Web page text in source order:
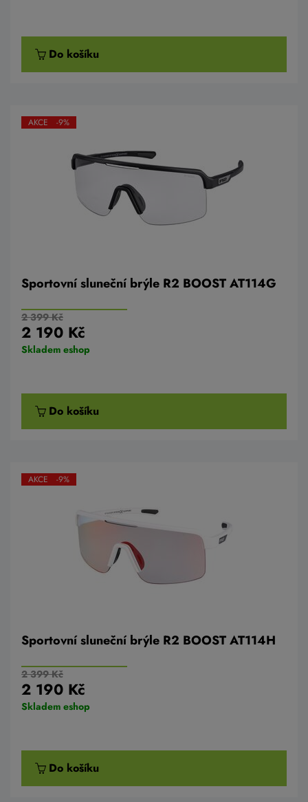
Do košíku
Sportovní sluneční brýle R2 BOOST AT114G
AKCE -9%
2 399 Kč
2 190 Kč
Skladem eshop
Do košíku
Sportovní sluneční brýle R2 BOOST AT114H
AKCE -9%
2 399 Kč
2 190 Kč
Skladem eshop
Do košíku